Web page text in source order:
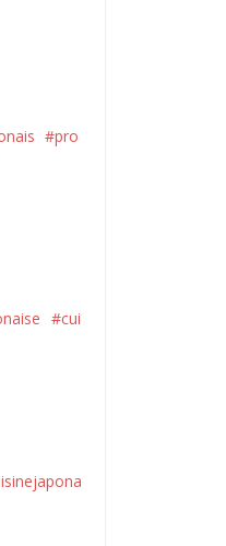
#pro
#cui